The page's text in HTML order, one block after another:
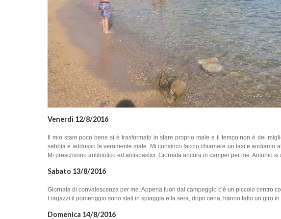
Venerdì 12/8/2016
Il mio stare poco bene si è trasformato in stare proprio male e il tempo non è dei
sabbia e addosso fa veramente male. Mi convinco faccio chiamare un taxi e
Mi prescrivono antibiotico ed antispastici. Giornata ancora in camper per me. Antonio
Sabato 13/8/2016
Giornata di convalescenza per me. Appena fuori dal campeggio c’è un piccolo centro
I ragazzi il pomeriggio sono stati in spiaggia e la sera, dopo cena, hanno fatto un giro
Domenica 14/8/2016